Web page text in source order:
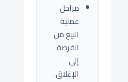
مراحل
عملية
البيع من
الفرصة
إلى
الإغلاق.